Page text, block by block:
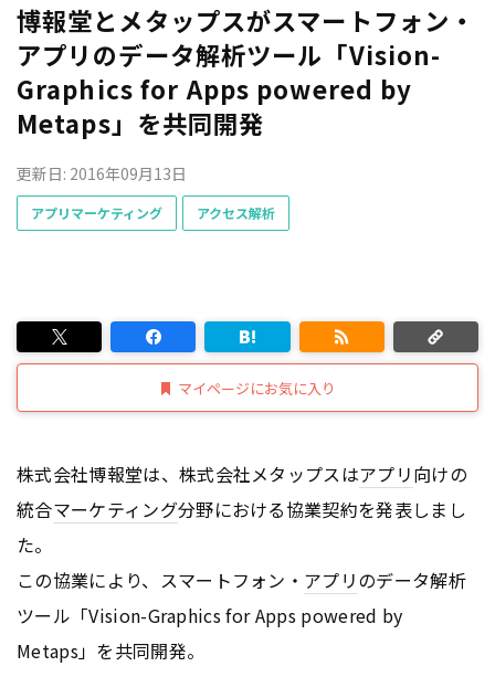
博報堂とメタップスがスマートフォン・
アプリのデータ解析ツール「Vision-
Graphics for Apps powered by
Metaps」を共同開発
更新日: 2016年09月13日
アプリマーケティング アクセス解析
マイページにお気に入り
株式会社博報堂は、株式会社メタップスはアプリ向けの
統合マーケティング分野における協業契約を発表しまし
た。
この協業により、スマートフォン・ アプリのデータ解析
ツール「Vision-Graphics for Apps powered by
Metaps」を共同開発。